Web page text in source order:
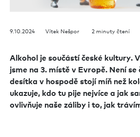
9.10.2024 Vítek Nešpor 2 minuty čtení
Alkohol je součástí české kultury.
jsme na 3. místě v Evropě. Není
desítka v hospodě stojí míň než
ukazuje, kdo tu pije nejvíce a jak
ovlivňuje naše záliby i to, jak